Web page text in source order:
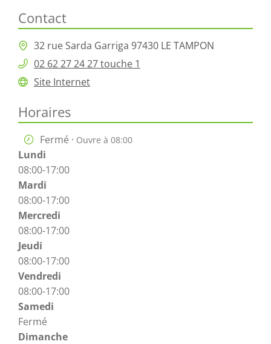
Contact
32 rue Sarda Garriga 97430 LE TAMPON
02 62 27 24 27 touche 1
Site Internet
Horaires
Fermé · Ouvre à 08:00
Lundi
08:00-17:00
Mardi
08:00-17:00
Mercredi
08:00-17:00
Jeudi
08:00-17:00
Vendredi
08:00-17:00
Samedi
Fermé
Dimanche